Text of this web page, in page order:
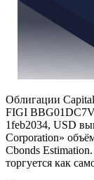
Облигации
FIGI
1feb2034, USD
Corporation»
Cbonds
торгуется как